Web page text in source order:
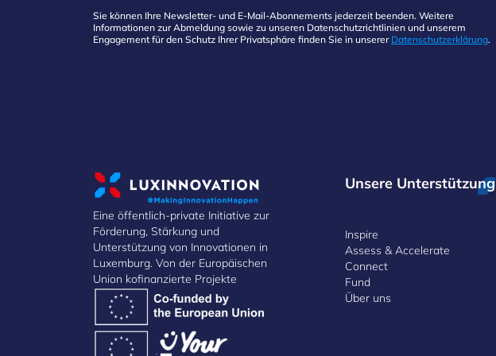
Sie können Ihre Newsletter- und E-Mail-Abonnements jederzeit beenden. Weitere
Informationen zur Abmeldung sowie zu unseren Datenschutzrichtlinien und unserem
Engagement für den Schutz Ihrer Privatsphäre finden Sie in unserer Datenschutzerklärung.
Eine öffentlich-private Initiative zur
Förderung, Stärkung und
Unterstützung von Innovationen in
Luxemburg. Von der Europäischen
Union kofinanzierte Projekte
Unsere Unterstützung
Inspire
Assess & Accelerate
Connect
Fund
Über uns